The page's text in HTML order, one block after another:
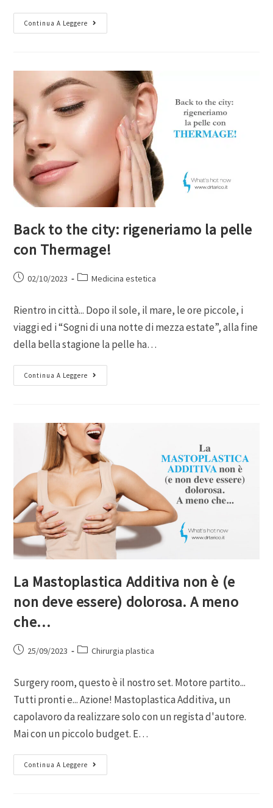
Continua A Leggere
Back to the city: rigeneriamo la pelle
con Thermage!
02/10/2023 Medicina estetica
Rientro in città... Dopo il sole, il mare, le ore piccole, i
viaggi ed i “Sogni di una notte di mezza estate”, alla fine
della bella stagione la pelle ha…
Continua A Leggere
La Mastoplastica Additiva non è (e
non deve essere) dolorosa. A meno
che…
25/09/2023 Chirurgia plastica
Surgery room, questo è il nostro set. Motore partito...
Tutti pronti e... Azione! Mastoplastica Additiva, un
capolavoro da realizzare solo con un regista d'autore.
Mai con un piccolo budget. E…
Continua A Leggere